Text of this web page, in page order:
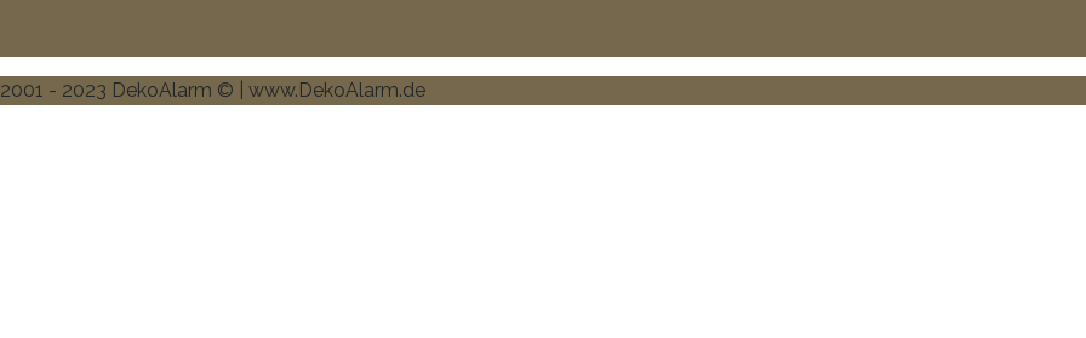
2001 - 2023 DekoAlarm © | www.DekoAlarm.de